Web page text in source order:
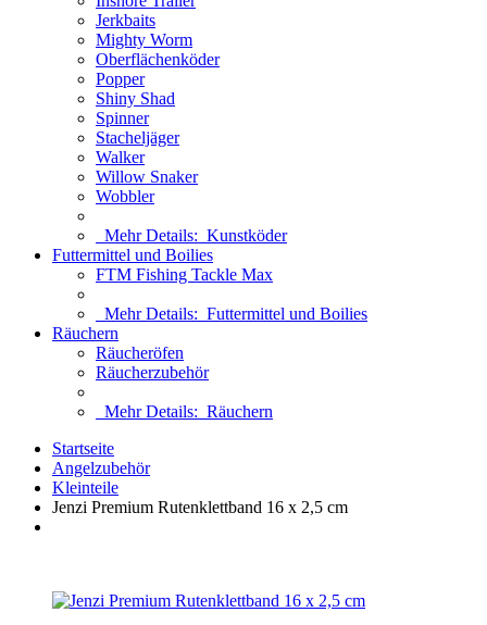
Jerkbaits
Mighty Worm
Oberflächenköder
Popper
Shiny Shad
Spinner
Stacheljäger
Walker
Willow Snaker
Wobbler
Mehr Details: Kunstköder
Futtermittel und Boilies
FTM Fishing Tackle Max
Mehr Details: Futtermittel und Boilies
Räuchern
Räucheröfen
Räucherzubehör
Mehr Details: Räuchern
Startseite
Angelzubehör
Kleinteile
Jenzi Premium Rutenklettband 16 x 2,5 cm